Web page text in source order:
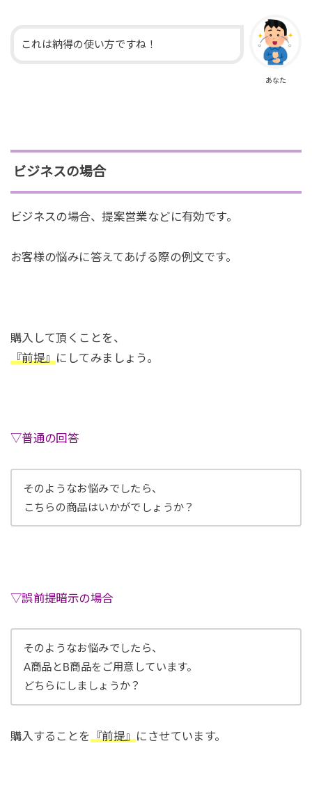
あなた
これは納得の使い方ですね！
ビジネスの場合
ビジネスの場合、提案営業などに有効です。
お客様の悩みに答えてあげる際の例文です。
購入して頂くことを、
『前提』 にしてみましょう。
▽普通の回答
そのようなお悩みでしたら、
こちらの商品はいかがでしょうか？
▽誤前提暗示の場合
そのようなお悩みでしたら、
A商品とB商品をご用意しています。
どちらにしましょうか？
購入することを『前提』にさせています。